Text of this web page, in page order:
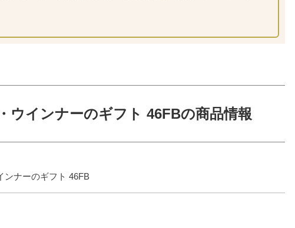
ウインナーのギフト 46FBの商品情報
ンナーのギフト 46FB